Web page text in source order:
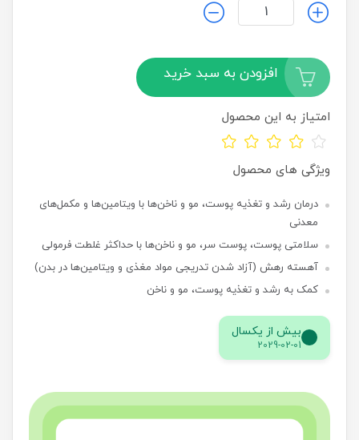
افزودن به سبد خرید
امتیاز به این محصول
ویژگی های محصول
درمان رشد و تغذیه پوست، مو و ناخن‌ها با ویتامین‌ها و مکمل‌های
معدنی
سلامتی پوست، پوست سر، مو و ناخن‌ها با حداکثر غلطت فرمولی
آهسته رهش (آزاد شدن تدریجی مواد مغذی و ویتامین‌ها در بدن)
کمک به رشد و تغذیه پوست، مو و ناخن
بیش از یکسال
2029-02-01